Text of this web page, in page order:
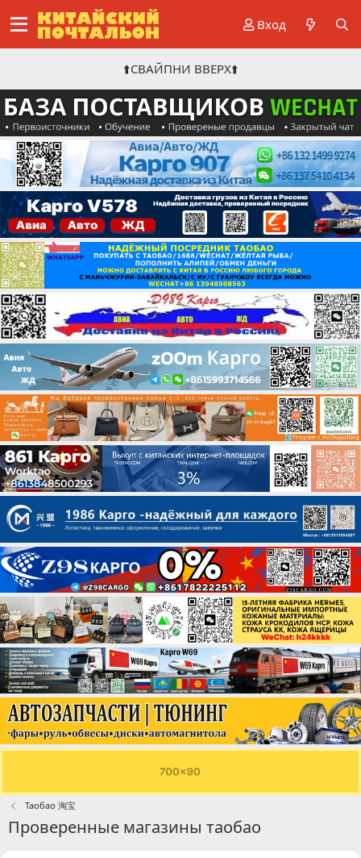
Вход
⬆️СВАЙПНИ ВВЕРХ⬆️
Таобао 淘宝
Проверенные магазины таобао